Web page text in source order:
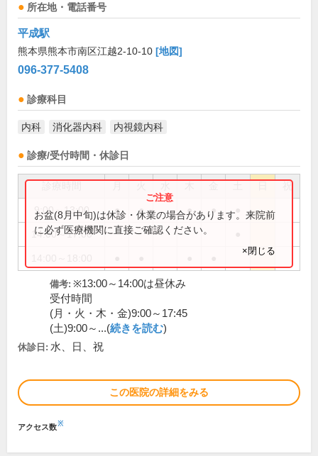
所在地・電話番号
平成駅
熊本県熊本市南区江越2-10-10 [地図]
096-377-5408
診療科目
内科 消化器内科 内視鏡内科
診療/受付時間・休診日
祝
9:00～13:00 ● ● ● ●
14:00～17:00
お盆(8月中旬)は休診・休業の場合があります。来院前
に必ず医療機関に直接ご確認ください。
×閉じる
備考: ※13:00～14:00は昼休み
受付時間
(月・火・木・金)9:00～17:45
(土)9:00～...(続きを読む)
休診日: 水、日、祝
この医院の詳細をみる
アクセス数※